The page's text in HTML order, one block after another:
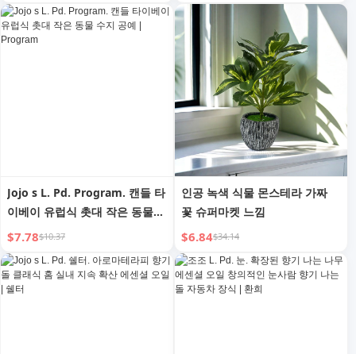
Jojo s L. Pd. Program. 캔들 타
이베이 유럽식 촛대 작은 동물
수지 공예 | Program
$7.78$10.37
인공 녹색 식물 몬스테라 가짜
꽃 슈퍼마켓 느낌
$6.84$34.14